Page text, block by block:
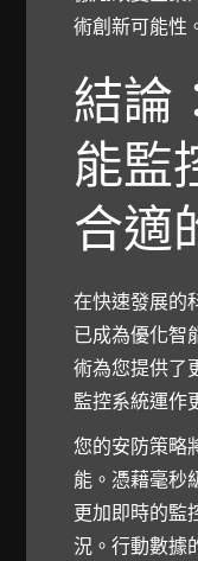
術創新可能性
結論
能監
合適
在快速發展的
已成為優化智
術為您提供了
監控系統運作
您的安防策略
能。憑藉毫秒
更加即時的監
況。行動數據